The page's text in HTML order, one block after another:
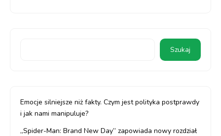
Szukaj
Emocje silniejsze niż fakty. Czym jest polityka postprawdy
i jak nami manipuluje?
„Spider-Man: Brand New Day” zapowiada nowy rozdział